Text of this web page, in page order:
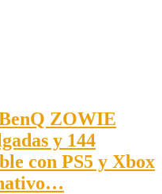
ZOWIE
y 144
con PS5 y Xbox